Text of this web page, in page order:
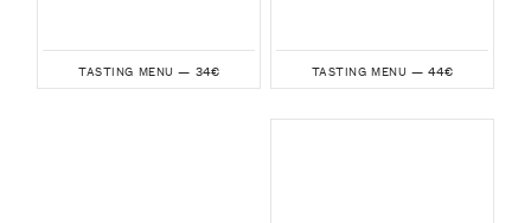
TASTING MENU — 34€ TASTING MENU — 44€